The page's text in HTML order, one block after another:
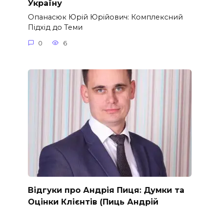
Україну
Опанасюк Юрій Юрійович: Комплексний
Підхід до Теми
0 6
Відгуки про Андрія Пиця: Думки та
Оцінки Клієнтів (Пиць Андрій